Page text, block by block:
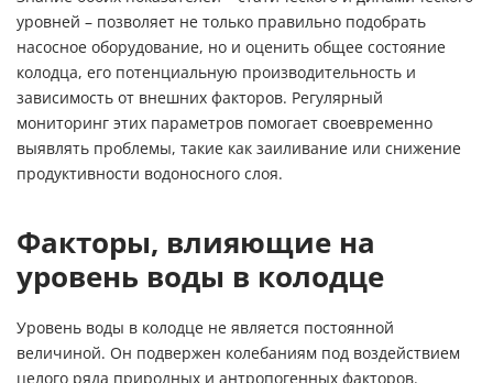
уровней – позволяет не только правильно подобрать
насосное оборудование, но и оценить общее состояние
колодца, его потенциальную производительность и
зависимость от внешних факторов. Регулярный
мониторинг этих параметров помогает своевременно
выявлять проблемы, такие как заиливание или снижение
продуктивности водоносного слоя.
Факторы, влияющие на
уровень воды в колодце
Уровень воды в колодце не является постоянной
величиной. Он подвержен колебаниям под воздействием
целого ряда природных и антропогенных факторов.